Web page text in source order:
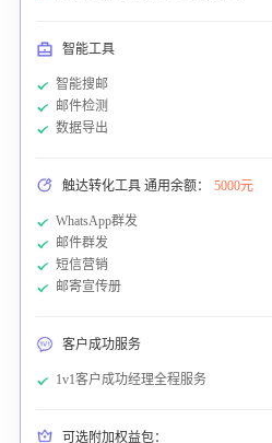
智能工具
智能搜邮
邮件检测
数据导出
触达转化工具 通用余额： 5000元
WhatsApp群发
邮件群发
短信营销
邮寄宣传册
客户成功服务
1v1客户成功经理全程服务
可选附加权益包：